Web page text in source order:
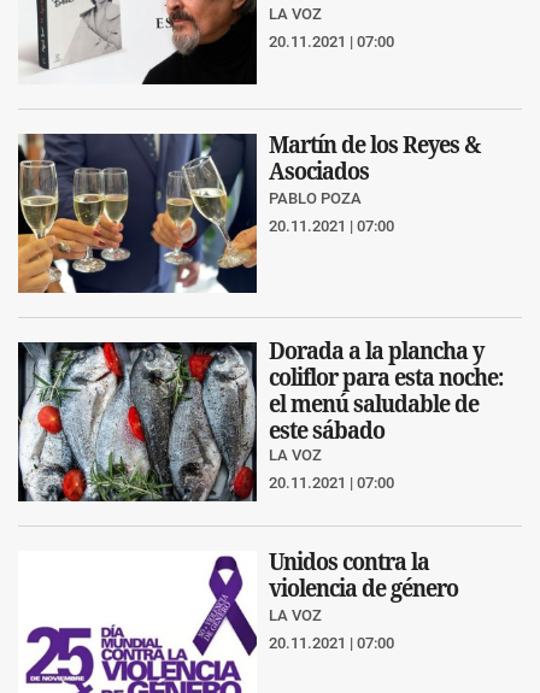
LA VOZ
20.11.2021 | 07:00
Martín de los Reyes &
Asociados
PABLO POZA
20.11.2021 | 07:00
Dorada a la plancha y
coliflor para esta noche:
el menú saludable de
este sábado
LA VOZ
20.11.2021 | 07:00
Unidos contra la
violencia de género
LA VOZ
20.11.2021 | 07:00